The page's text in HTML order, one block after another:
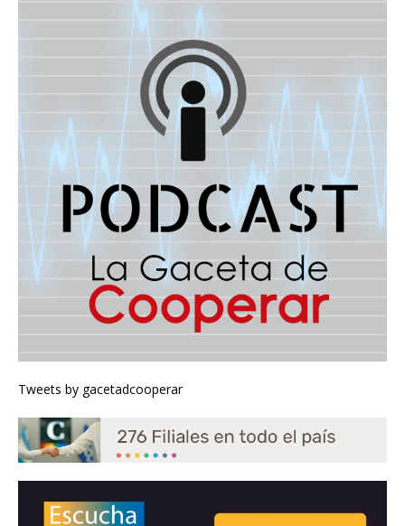
Tweets by gacetadcooperar